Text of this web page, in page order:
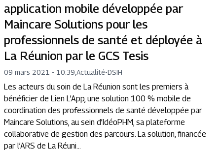
application mobile développée par
Maincare Solutions pour les
professionnels de santé et déployée à
La Réunion par le GCS Tesis
09 mars 2021 - 10:39 Actualité-DSIH
Les acteurs du soin de La Réunion sont les premiers à
bénéficier de Lien L’App, une solution 100 % mobile de
coordination des professionnels de santé développée par
Maincare Solutions, au sein d’IdéoPHM, sa plateforme
collaborative de gestion des parcours. La solution, financée
par l’ARS de La Réuni...